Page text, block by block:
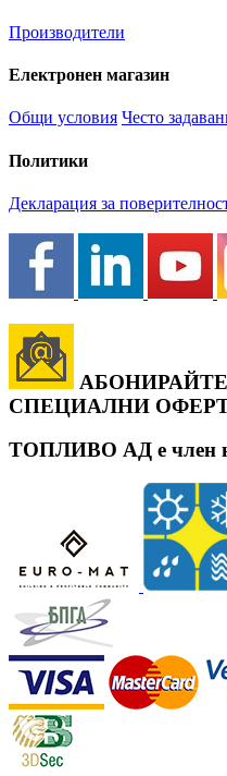
Производители
Електронен магазин
Общи условия Често
Политики
Декларация за
СПЕЦИАЛНИ
ТОПЛИВО АД е член